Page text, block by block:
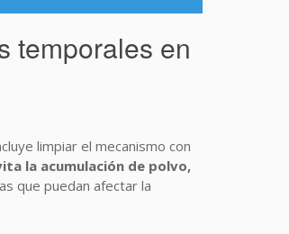
temporales en
limpiar el mecanismo con
la acumulación de polvo,
que puedan afectar la